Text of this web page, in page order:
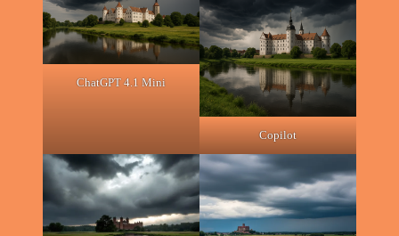
ChatGPT 4.1 Mini
Copilot